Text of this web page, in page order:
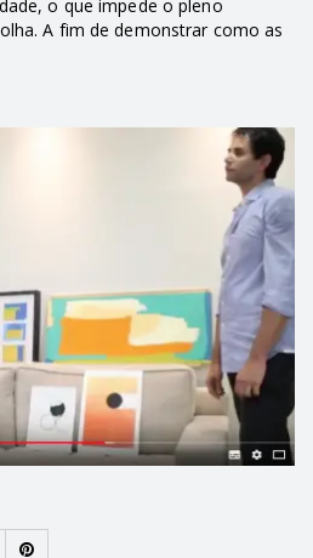
o que impede o pleno
A fim de demonstrar como as